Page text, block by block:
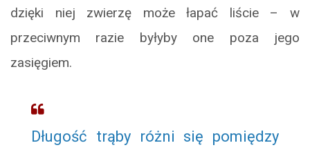
dzięki niej zwierzę może łapać liście – w
przeciwnym razie byłyby one poza jego
zasięgiem.
Długość trąby różni się pomiędzy